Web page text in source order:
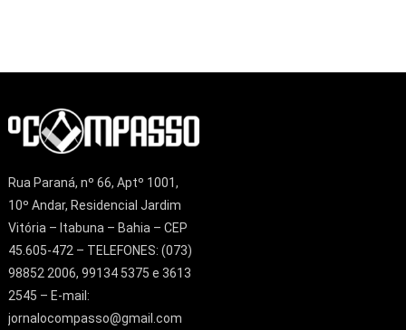
Rua Paraná, nº 66, Aptº 1001,
10º Andar, Residencial Jardim
Vitória – Itabuna – Bahia – CEP
45.605-472 – TELEFONES: (073)
98852 2006, 99134 5375 e 3613
2545 – E-mail:
jornalocompasso@gmail.com